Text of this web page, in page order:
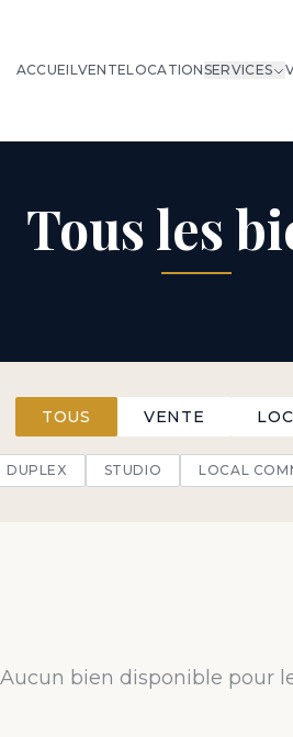
ACCUEILVENTELOCATIONSERVICES
Tous les
TOUS VENTE
DUPLEX STUDIO LOCAL
Aucun bien disponible pour